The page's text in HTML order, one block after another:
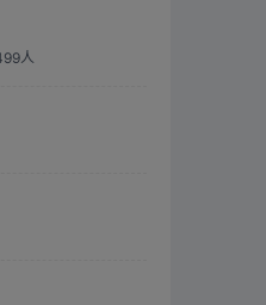
人